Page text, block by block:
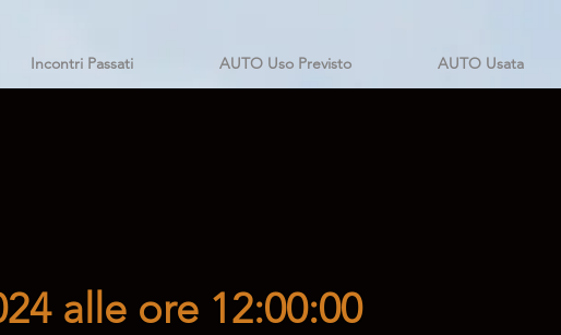
Incontri Passati AUTO Uso Previsto AUTO Usata
alle ore 12:00:00